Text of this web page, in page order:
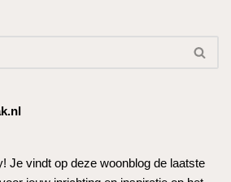
Je vindt op deze woonblog de laatste